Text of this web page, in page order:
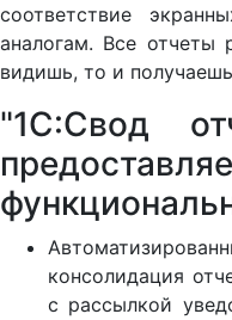
соответствие
аналогам. Все отчеты
видишь, то и
"1С:Свод
консолидация
с рассылкой